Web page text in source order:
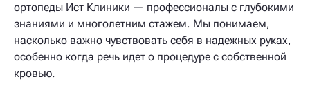
ортопеды Ист Клиники — профессионалы с глубокими
знаниями и многолетним стажем. Мы понимаем,
насколько важно чувствовать себя в надежных руках,
особенно когда речь идет о процедуре с собственной
кровью.